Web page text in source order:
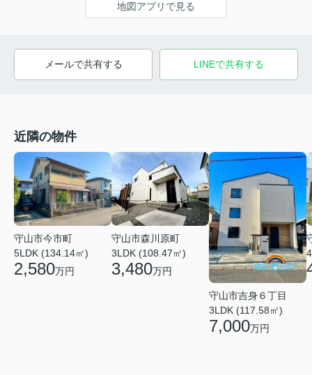
地図アプリで見る
メールで共有する LINEで共有する
近隣の物件
守山市今市町
5LDK (134.14㎡)
2,580万円
守山市森川原町
3LDK (108.47㎡)
3,480万円
守山市吉身６丁目
3LDK (117.58㎡)
7,000万円